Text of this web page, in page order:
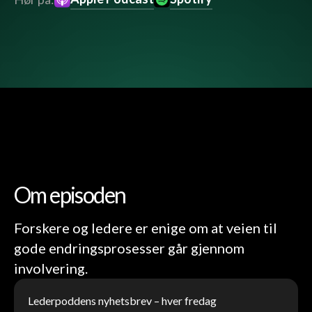
Om episoden
Forskere og ledere er enige om at veien til
gode endringsprosesser går gjennom
involvering.
Lederpoddens nyhetsbrev – hver fredag